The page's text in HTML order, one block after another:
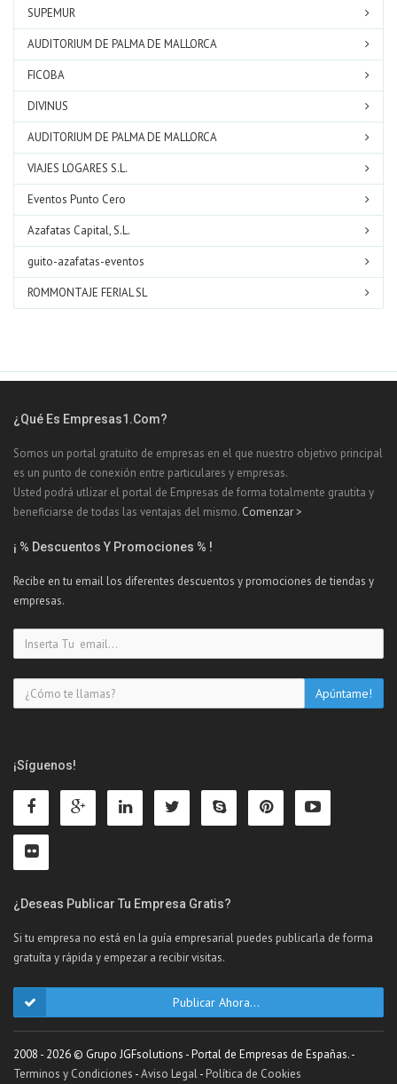
SUPEMUR
AUDITORIUM DE PALMA DE MALLORCA
FICOBA
DIVINUS
AUDITORIUM DE PALMA DE MALLORCA
VIAJES LOGARES S.L.
Eventos Punto Cero
Azafatas Capital, S.L.
guito-azafatas-eventos
ROMMONTAJE FERIAL SL
¿Qué Es Empresas1.com?
Somos un portal gratuito de empresas en el que nuestro objetivo principal
es un punto de conexión entre particulares y empresas.
Usted podrá utlizar el portal de Empresas de forma totalmente grautita y
beneficiarse de todas las ventajas del mismo. Comenzar >
¡ % Descuentos Y Promociones % !
Recibe en tu email los diferentes descuentos y promociones de tiendas y
empresas.
¡Síguenos!
¿Deseas Publicar Tu Empresa Gratis?
Si tu empresa no está en la guía empresarial puedes publicarla de forma
gratuíta y rápida y empezar a recibir visitas.
Publicar Ahora...
2008 - 2026 © Grupo JGFsolutions - Portal de Empresas de Españas. -
Terminos y Condiciones -Aviso Legal- Política de Cookies